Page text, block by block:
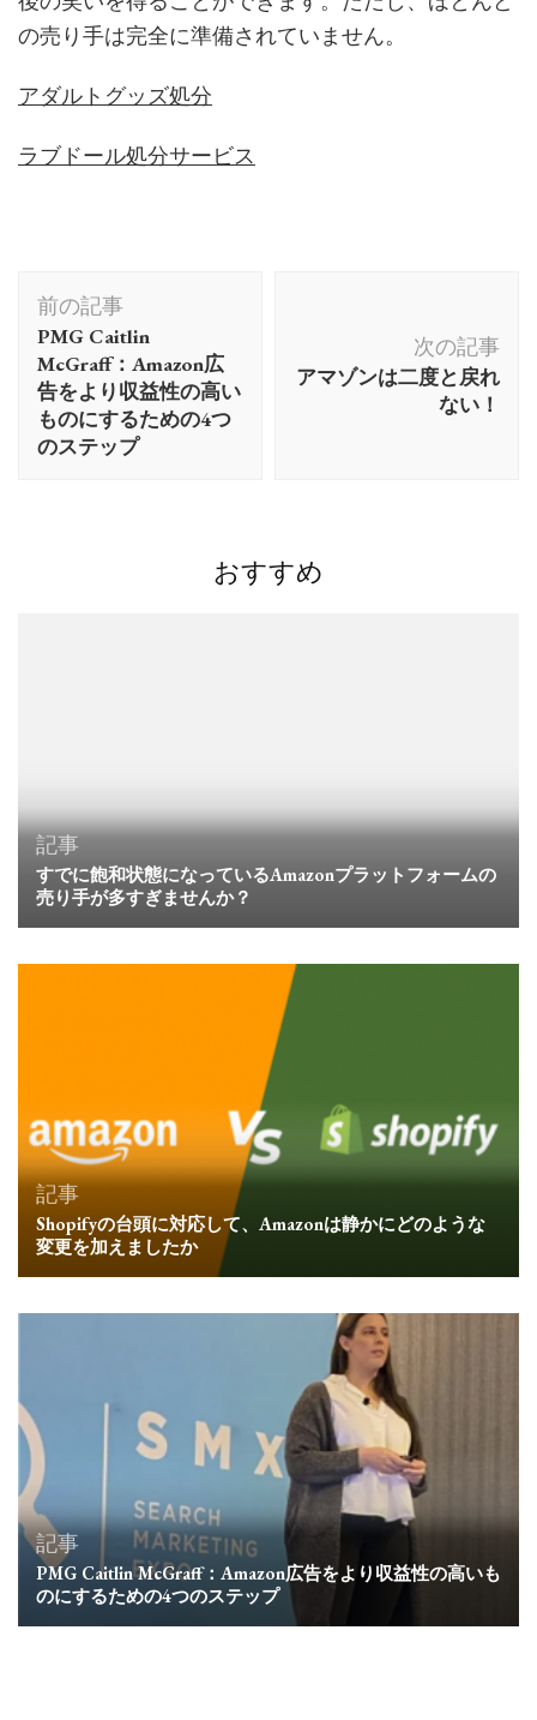
の売り手は完全に準備されていません。
アダルトグッズ処分
ラブドール処分サービス
投
稿
ナ
ビ
ゲ
ー
前の記事
PMG Caitlin
McGraff：Amazon広
告をより収益性の高い
ものにするための4つ
のステップ
次の記事
アマゾンは二度と戻れ
ない！
おすすめ
記事
すでに飽和状態になっているAmazonプラットフォームの
売り手が多すぎませんか？
記事
Shopifyの台頭に対応して、Amazonは静かにどのような
変更を加えましたか
記事
PMG Caitlin McGraff：Amazon広告をより収益性の高いも
のにするための4つのステップ